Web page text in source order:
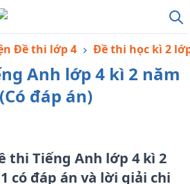
Đề thi lớp 4 Đề thi học kì 2
Anh lớp 4 kì 2 năm
đáp án)
thi Tiếng Anh lớp 4 kì 2
có đáp án và lời giải chi